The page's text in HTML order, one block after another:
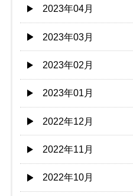
2023年04月
2023年03月
2023年02月
2023年01月
2022年12月
2022年11月
2022年10月